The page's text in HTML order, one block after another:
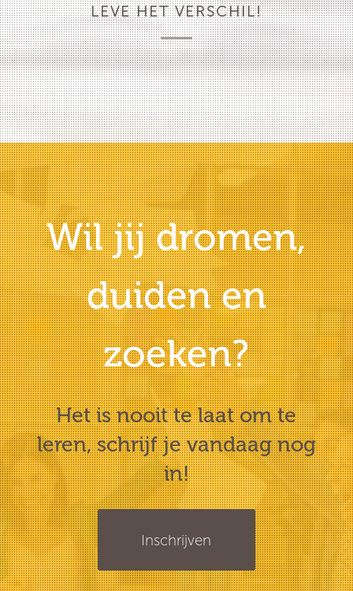
LEVE HET VERSCHIL!
Wil jij dromen,
duiden en
zoeken?
Het is nooit te laat om te
leren, schrijf je vandaag nog
in!
Inschrijven